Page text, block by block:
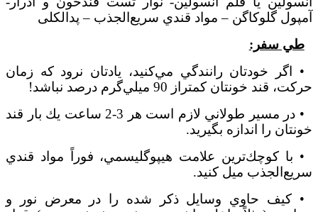
آمپول گلوكاگن – مواد قندي سريعالجذب – پدالکلی
طي سفر:
• اگر خودتان رانندگي ميكنيد، يادتان نرود كه زمان
حركت، قند خونتان کمتراز 90 ميلي
گرم درصد نباشد!
• در مسير طولاني لازم است هر 3-2 ساعت يك بار قند
خونتان را اندازه بگيريد.
• با كوچكترين علامت هيپوگليسمي، فوراً مواد قندي
سريعالجذب ميل كنيد.
• كيف حاوي وسايل ذكر شده را در معرض نور و